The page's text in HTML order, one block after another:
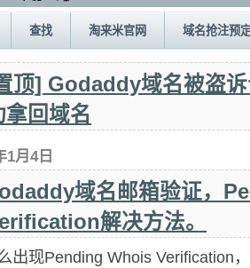
查找 淘来米官网 域名抢注预
顶] Godaddy域名被盗
拿回域名
1月4日
域名邮箱验证，
解决方法。
出现Pending Whois Verification